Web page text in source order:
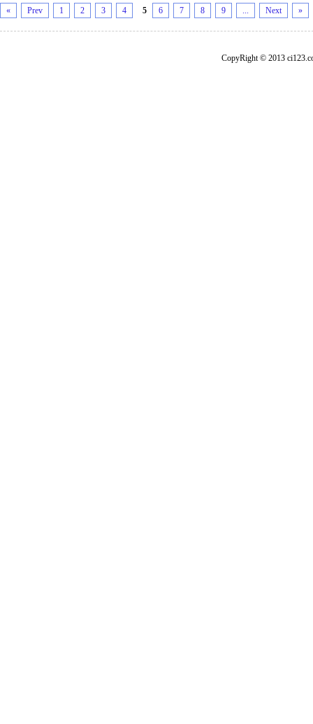
« Prev 1 2 3 4 5 6 7 8 9 ... Next »
CopyRight © 2013